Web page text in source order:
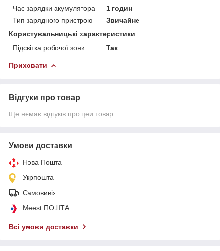
Час зарядки акумулятора
1 годин
Тип зарядного пристрою
Звичайне
Користувальницькі характеристики
Підсвітка робочої зони
Так
Приховати
Відгуки про товар
Ще немає відгуків про цей товар
Умови доставки
Нова Пошта
Укрпошта
Самовивіз
Meest ПОШТА
Всі умови доставки